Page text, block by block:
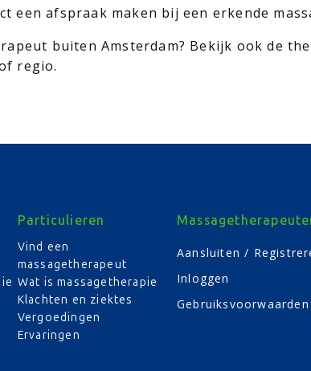
een afspraak maken bij een erkende
buiten Amsterdam? Bekijk ook de
regio.
Particulieren
Vind een
massagetherapeut
Wat is massagetherapie
Klachten en ziektes
Vergoedingen
Ervaringen
Aansluiten /
Inloggen
Gebruiksvoorwaarden